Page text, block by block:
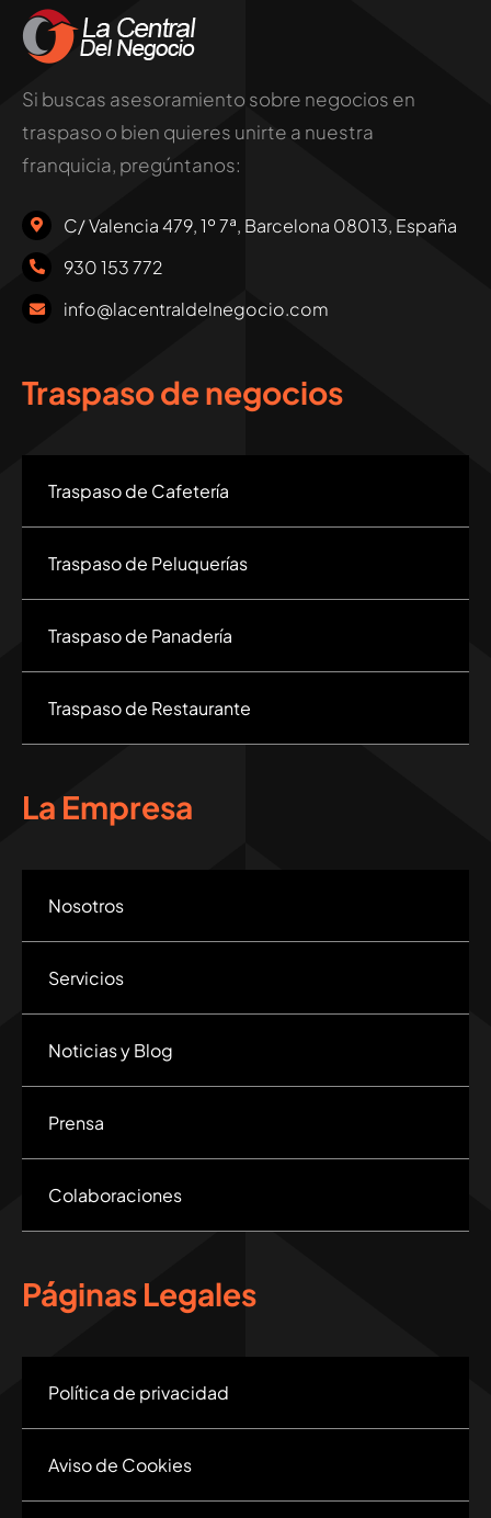
Si buscas asesoramiento sobre negocios en
traspaso o bien quieres unirte a nuestra
franquicia, pregúntanos:
C/ Valencia 479, 1º 7ª, Barcelona 08013, España
930 153 772
info@lacentraldelnegocio.com
Traspaso de negocios
Traspaso de Cafetería
Traspaso de Peluquerías
Traspaso de Panadería
Traspaso de Restaurante
La Empresa
Nosotros
Servicios
Noticias y Blog
Prensa
Colaboraciones
Páginas Legales
Política de privacidad
Aviso de Cookies